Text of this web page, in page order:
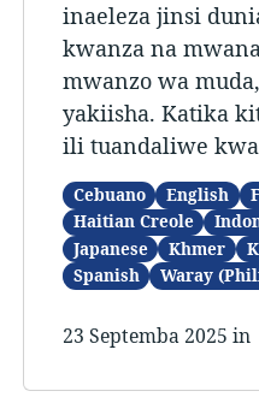
inaeleza jinsi
kwanza na
mwanzo wa
yakiisha. Katika
ili tuandaliwe kwa
Cebuano English
Haitian Creole
Japanese
Khmer
Spanish
Waray
23 Septemba 2025 in